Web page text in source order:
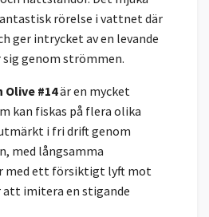
rörelse i vattnet där
ger intrycket av en levande
genom strömmen.
#14är en mycket
kan fiskas på flera olika
i fri drift genom
med långsamma
med ett försiktigt lyft mot
imitera en stigande